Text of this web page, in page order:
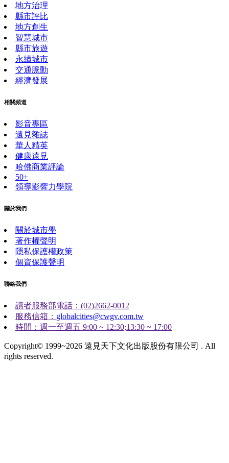
地方治理
縣市評比
地方創生
智慧城市
縣市旅遊
永續城市
交通脈動
經濟發展
相關頻道
影音專區
遠見雜誌
華人精英
健康遠見
哈佛商業評論
50+
領導影響力學院
關於我們
關於城市學
著作權聲明
隱私保護權政策
個資保護聲明
聯絡我們
讀者服務部電話：(02)2662-0012
服務信箱： globalcities@cwgv.com.tw
時間：週一至週五 9:00 ~ 12:30;13:30 ~ 17:00
Copyright© 1999~2026 遠見天下文化出版股份有限公司 . All
rights reserved.